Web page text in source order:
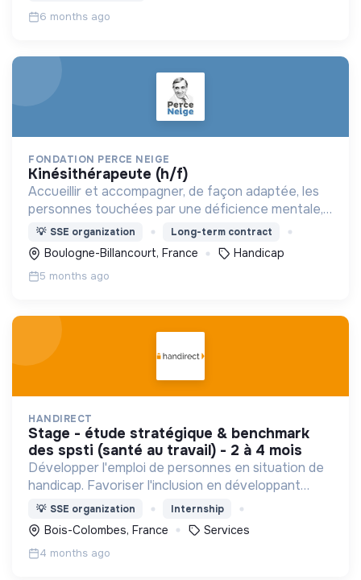
6 months ago
FONDATION PERCE NEIGE
kinésithérapeute (h/f)
Accueillir et accompagner, de façon adaptée, les
personnes touchées par une déficience mentale,
un handicap physique ou psychique
💡 SSE organization Long-term contract
Boulogne-Billancourt, France Handicap
5 months ago
HANDIRECT
stage - étude stratégique & benchmark
des spsti (santé au travail) - 2 à 4 mois
Développer l'emploi de personnes en situation de
handicap. Favoriser l'inclusion en développant
l'employabilité
💡 SSE organization Internship
Bois-Colombes, France Services
4 months ago